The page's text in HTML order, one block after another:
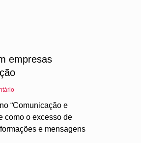
empresas
“Comunicação e
como o excesso de
e mensagens